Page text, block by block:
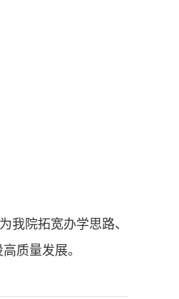
我院拓宽办学思路、
质量发展。